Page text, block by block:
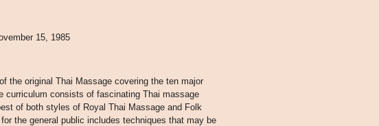
15, 1985
the original Thai Massage covering the ten major
curriculum consists of fascinating Thai massage
of both styles of Royal Thai Massage and Folk
the general public includes techniques that may be